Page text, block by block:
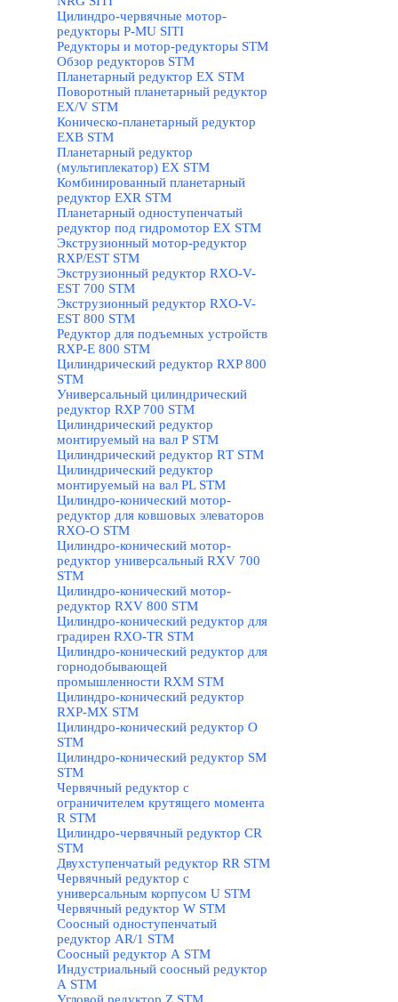
Цилиндро-червячные мотор-
редукторы P-MU SITI
Редукторы и мотор-редукторы STM
Обзор редукторов STM
Планетарный редуктор ЕХ STM
Поворотный планетарный редуктор
EX/V STM
Коническо-планетарный редуктор
ЕХВ STM
Планетарный редуктор
(мультиплекатор) ЕХ STM
Комбинированный планетарный
редуктор ЕХR STM
Планетарный одноступенчатый
редуктор под гидромотор ЕХ STM
Экструзионный мотор-редуктор
RXP/EST STM
Экструзионный редуктор RXO-V-
EST 700 STM
Экструзионный редуктор RXO-V-
EST 800 STM
Редуктор для подъемных устройств
RXP-E 800 STM
Цилиндрический редуктор RXP 800
STM
Универсальный цилиндрический
редуктор RXP 700 STM
Цилиндрический редуктор
монтируемый на вал Р STM
Цилиндрический редуктор RТ STM
Цилиндрический редуктор
монтируемый на вал РL STM
Цилиндро-конический мотор-
редуктор для ковшовых элеваторов
RXO-O STM
Цилиндро-конический мотор-
редуктор универсальный RXV 700
STM
Цилиндро-конический мотор-
редуктор RXV 800 STM
Цилиндро-конический редуктор для
градирен RXO-TR STM
Цилиндро-конический редуктор для
горнодобывающей
промышленности RXМ STM
Цилиндро-конический редуктор
RXP-MX STM
Цилиндро-конический редуктор О
STM
Цилиндро-конический редуктор SM
STM
Червячный редуктор с
ограничителем крутящего момента
R STM
Цилиндро-червячный редуктор СR
STM
Двухступенчатый редуктор RR STM
Червячный редуктор с
универсальным корпусом U STM
Червячный редуктор W STM
Соосный одноступенчатый
редуктор AR/1 STM
Соосный редуктор А STM
Индустриальный соосный редуктор
А STM